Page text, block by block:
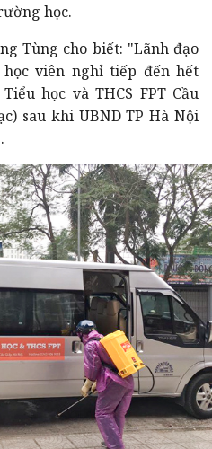
học.
Tùng cho biết: "Lãnh đạo
viên nghỉ tiếp đến hết
học và THCS FPT Cầu
sau khi UBND TP Hà Nội